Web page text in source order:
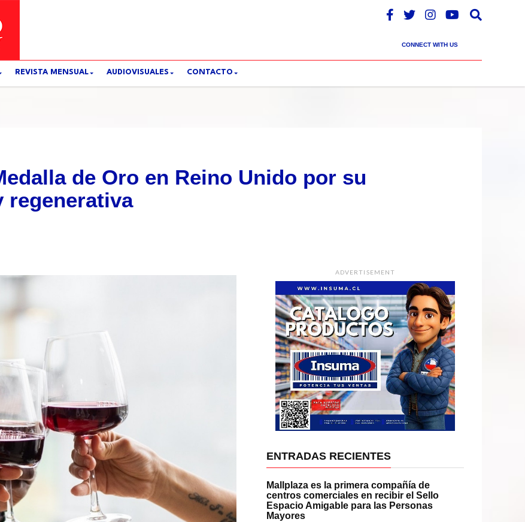
CONNECT WITH US
REVISTA MENSUAL AUDIOVISUALES CONTACTO
de Oro en Reino Unido por su
regenerativa
ADVERTISEMENT
ENTRADAS RECIENTES
Mallplaza es la primera compañía de
centros comerciales en recibir el Sello
Espacio Amigable para las Personas
Mayores